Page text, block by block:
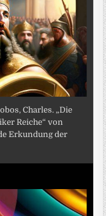
Charles. „Die
Reiche“ von
Erkundung der